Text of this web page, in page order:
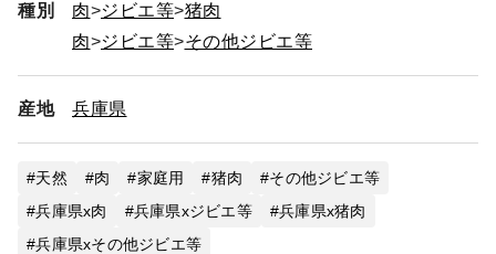
種別 肉 ジビエ等 猪肉
肉
ジビエ等 その他ジビエ等
産地 兵庫県
天然 肉 家庭用 猪肉
その他ジビエ等
兵庫県x肉
兵庫県xジビエ等
兵庫県x猪肉
兵庫県xその他ジビエ等